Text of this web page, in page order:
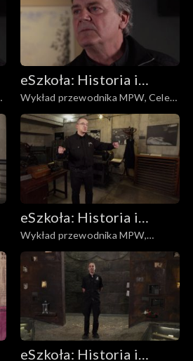
eSzkoła: Historia i
Literatura
Wykład przewodnika MPW, Cele
bezpieki, Anoda
eSzkoła: Historia i
Literatura
Wykład przewodnika MPW,
Drukarnie
eSzkoła: Historia i